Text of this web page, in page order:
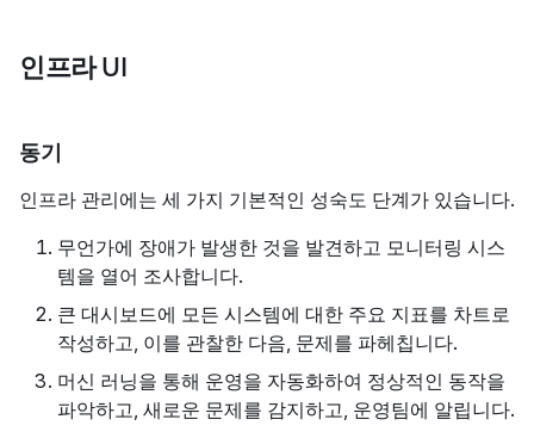
인프라 UI
동기
인프라 관리에는 세 가지 기본적인 성숙도 단계가 있습니다.
무언가에 장애가 발생한 것을 발견하고 모니터링 시스
템을 열어 조사합니다.
큰 대시보드에 모든 시스템에 대한 주요 지표를 차트로
작성하고, 이를 관찰한 다음, 문제를 파헤칩니다.
머신 러닝을 통해 운영을 자동화하여 정상적인 동작을
파악하고, 새로운 문제를 감지하고, 운영팀에 알립니다.